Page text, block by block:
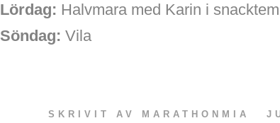
Lördag: Halvmara med Karin i
Söndag: Vila
SKRIVIT AV MARATHONMIA